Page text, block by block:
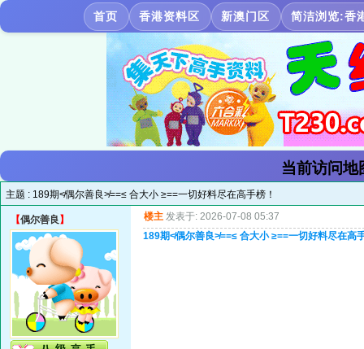
首页 香港资料区 新澳门区 简洁浏览:香
当前访问地
主题 : 189期≮偶尔善良≯==≤ 合大小 ≥==一切好料尽在高手榜！
【偶尔善良 】 楼主 发表于: 2026-07-08 05:37
189期≮偶尔善良≯==≤ 合大小 ≥==一切好料尽在高